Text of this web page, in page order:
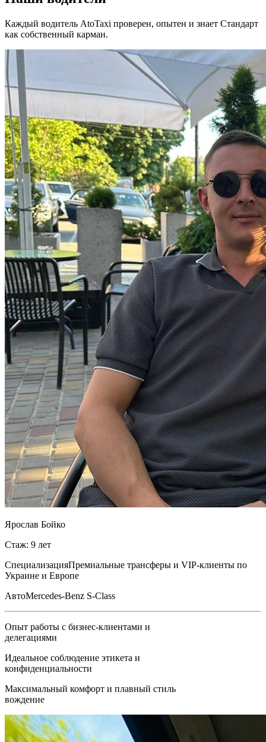
Каждый водитель AtoTaxi проверен, опытен и знает Стандарт
как собственный карман.
Ярослав Бойко
Стаж: 9 лет
СпециализацияПремиальные трансферы и VIP-клиенты по
Украине и Европе
АвтоMercedes-Benz S-Class
Опыт работы с бизнес-клиентами и
делегациями
Идеальное соблюдение этикета и
конфиденциальности
Максимальный комфорт и плавный стиль
вождение